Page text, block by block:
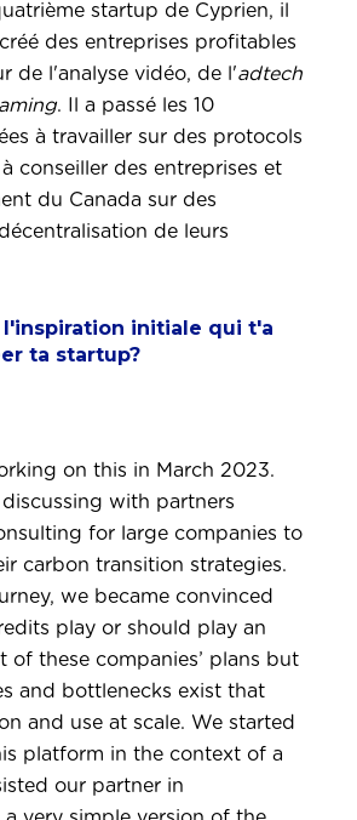
startup de Cyprien, il
des entreprises profitables
de l'analyse vidéo, de l'adtech
. Il a passé les 10
à travailler sur des protocols
conseiller des entreprises et
du Canada sur des
de leurs
l'inspiration initiale qui t'a
ta startup?
on this in March 2023.
with partners
for large companies to
carbon transition strategies.
we became convinced
play or should play an
of these companies’ plans but
and bottlenecks exist that
and use at scale. We started
platform in the context of a
our partner in